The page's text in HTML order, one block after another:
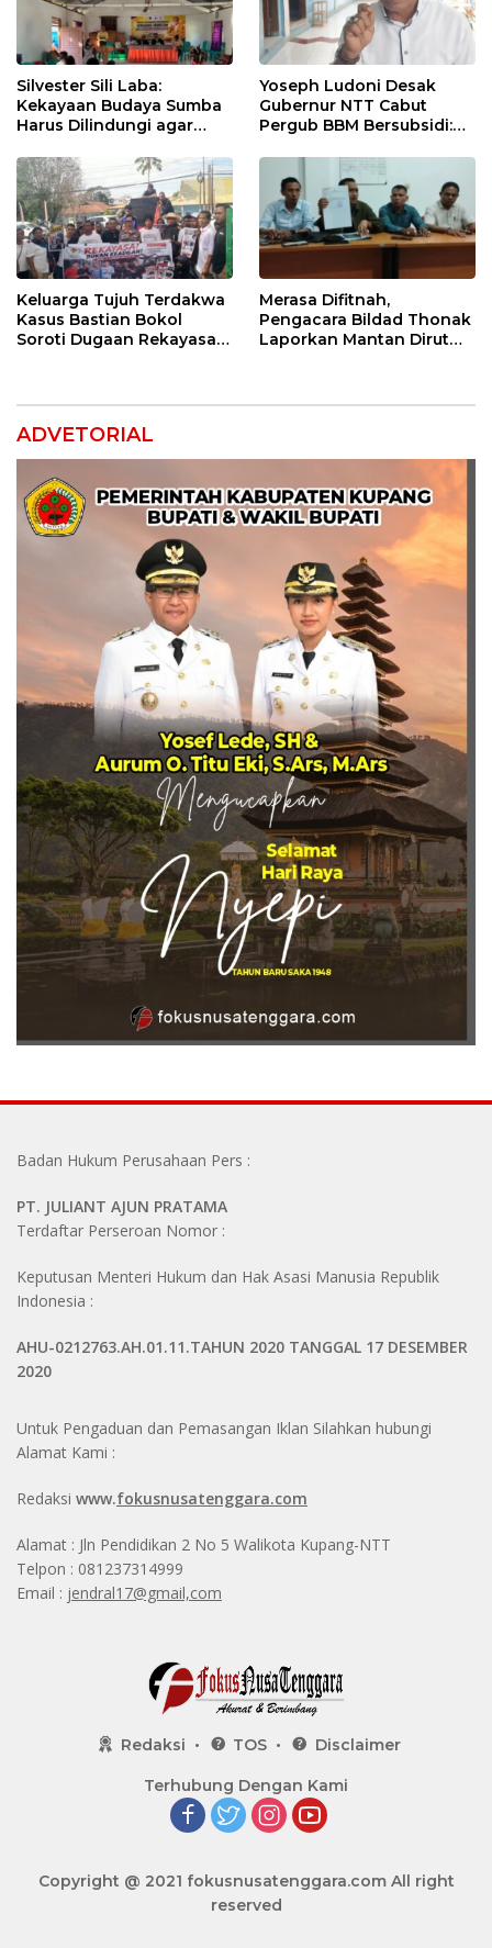
Silvester Sili Laba:
Kekayaan Budaya Sumba
Harus Dilindungi agar
Yoseph Ludoni Desak
Gubernur NTT Cabut
Pergub BBM Bersubsidi:
Tagih Pajak
Keluarga Tujuh Terdakwa
Kasus Bastian Bokol
Soroti Dugaan Rekayasa
Merasa Difitnah,
Pengacara Bildad Thonak
Laporkan Mantan Dirut
ADVETORIAL
Badan Hukum Perusahaan Pers :
PT. JULIANT AJUN PRATAMA
Terdaftar Perseroan Nomor :
Keputusan Menteri Hukum dan Hak Asasi Manusia Republik
Indonesia :
AHU-0212763.AH.01.11.TAHUN 2020 TANGGAL 17 DESEMBER
2020
Untuk Pengaduan dan Pemasangan Iklan Silahkan hubungi
Alamat Kami :
Redaksi www.fokusnusatenggara.com
Alamat : Jln Pendidikan 2 No 5 Walikota Kupang-NTT
Telpon : 081237314999
Email : jendral17@gmail,com
Redaksi TOS Disclaimer
Terhubung Dengan Kami
Copyright @ 2021 fokusnusatenggara.comAll right
reserved